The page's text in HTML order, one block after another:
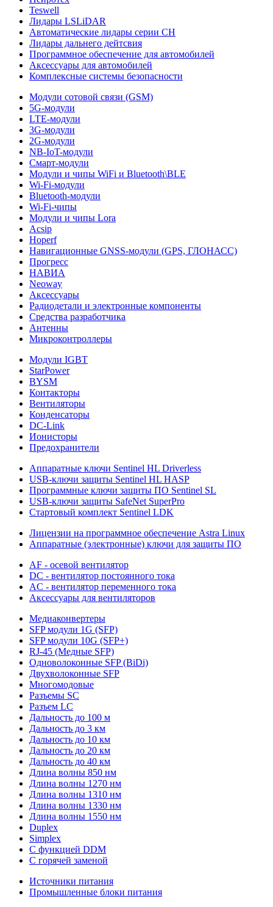
Teswell
Лидары LSLiDAR
Автоматические лидары серии CH
Лидары дальнего дейтсвия
Программное обеспечение для автомобилей
Аксессуары для автомобилей
Комплексные системы безопасности
Модули сотовой связи (GSM)
5G-модули
LTE-модули
3G-модули
2G-модули
NB-IoT-модули
Смарт-модули
Модули и чипы WiFi и Bluetooth\BLE
Wi-Fi-модули
Bluetooth-модули
Wi-Fi-чипы
Модули и чипы Lora
Acsip
Hoperf
Навигационные GNSS-модули (GPS, ГЛОНАСС)
Прогресс
НАВИА
Neoway
Аксессуары
Радиодетали и электронные компоненты
Средства разработчика
Антенны
Микроконтроллеры
Модули IGBT
StarPower
BYSM
Контакторы
Вентиляторы
Конденсаторы
DC-Link
Ионисторы
Предохранители
Аппаратные ключи Sentinel HL Driverless
USB-ключи защиты Sentinel HL HASP
Программные ключи защиты ПО Sentinel SL
USB-ключи защиты SafeNet SuperPro
Стартовый комплект Sentinel LDK
Лицензии на программное обеспечение Astra Linux
Аппаратные (электронные) ключи для защиты ПО
AF - осевой вентилятор
DC - вентилятор постоянного тока
AC - вентилятор переменного тока
Аксессуары для вентиляторов
Медиаконвертеры
SFP модули 1G (SFP)
SFP модули 10G (SFP+)
RJ-45 (Медные SFP)
Одноволоконные SFP (BiDi)
Двухволоконные SFP
Многомодовые
Разъемы SC
Разъем LC
Дальность до 100 м
Дальность до 3 км
Дальность до 10 км
Дальность до 20 км
Дальность до 40 км
Длина волны 850 нм
Длина волны 1270 нм
Длина волны 1310 нм
Длина волны 1330 нм
Длина волны 1550 нм
Duplex
Simplex
С функцией DDM
С горячей заменой
Источники питания
Промышленные блоки питания